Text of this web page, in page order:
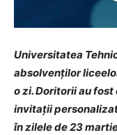
Universitatea
absolvenților
o zi. Doritorii au
invitații
în zilele de 23